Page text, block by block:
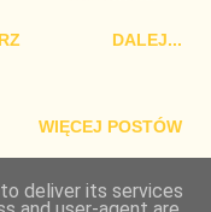
DALEJ...
WIĘCEJ POSTÓW
deliver its services